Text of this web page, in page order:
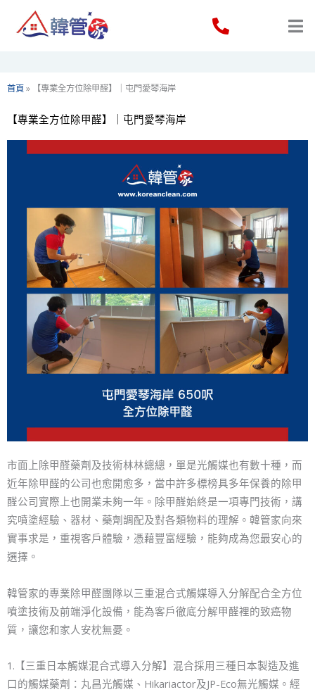
首頁» 【專業全方位除甲醛】｜屯門愛琴海岸
【專業全方位除甲醛】｜屯門愛琴海岸
市面上除甲醛藥劑及技術林林總總，單是光觸媒也有數十種，而
近年除甲醛的公司也愈開愈多，當中許多標榜具多年保養的除甲
醛公司實際上也開業未夠一年。除甲醛始終是一項專門技術，講
究噴塗經驗、器材、藥劑調配及對各類物料的理解。韓管家向來
實事求是，重視客戶體驗，憑藉豐富經驗，能夠成為您最安心的
選擇。
韓管家的專業除甲醛團隊以三重混合式觸媒導入分解配合全方位
噴塗技術及前端淨化設備，能為客戶徹底分解甲醛裡的致癌物
質，讓您和家人安枕無憂。
1.【三重日本觸媒混合式導入分解】混合採用三種日本製造及進
口的觸媒藥劑：丸昌光觸媒、Hikariactor及JP-Eco無光觸媒。經